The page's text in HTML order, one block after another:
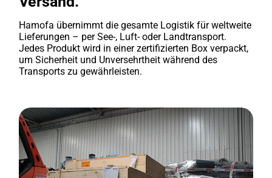
Hamofa übernimmt die gesamte Logistik für weltweite
Lieferungen – per See-, Luft- oder Landtransport.
Jedes Produkt wird in einer zertifizierten Box verpackt,
um Sicherheit und Unversehrtheit während des
Transports zu gewährleisten.